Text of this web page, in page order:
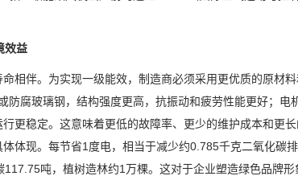
效益
相伴。为实现一级能效，制造商必须采用更优质的原材料
腐玻璃钢，结构强度更高，抗振动和疲劳性能更好；电
更稳定。这意味着更低的故障率、更少的维护成本和更长
体现。每节省1度电，相当于减少约0.785千克二氧化碳
吨，植树造林约1万棵。这对于企业塑造绿色品牌